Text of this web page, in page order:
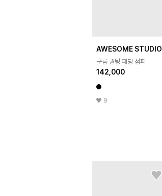
AWESOME STUDIO
구름 퀄팅 패딩 점퍼
142,000
9